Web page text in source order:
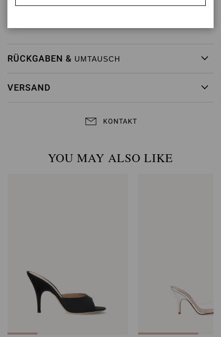
RÜCKGABEN & UMTAUSCH
VERSAND
KONTAKT
YOU MAY ALSO LIKE